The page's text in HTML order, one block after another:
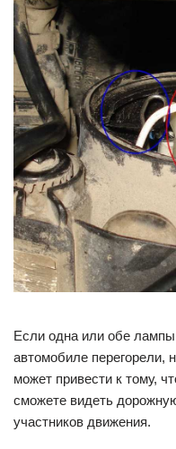
Если одна или обе
автомобиле перегорели,
может привести к тому,
сможете видеть
участников движения.